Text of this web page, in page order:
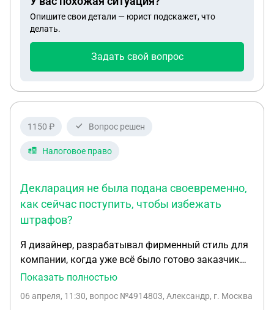
Опишите свои детали — юрист подскажет, что
делать.
Задать свой вопрос
1150 ₽ Вопрос решен
Налоговое право
Декларация не была подана своевременно,
как сейчас поступить, чтобы избежать
штрафов?
Я дизайнер, разрабатывал фирменный стиль для
компании, когда уже всё было готово заказчик
решил прекратить сотрудничество и попросил
разработанные материалы остаются у меня и не
Показать полностью
06 апреля, 11:30, вопрос №4914803, Александр, г. Москва